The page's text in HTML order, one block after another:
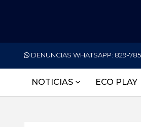
DENUNCIAS WHATSAPP: 829-
NOTICIAS ECO PLAY
NACIONALES